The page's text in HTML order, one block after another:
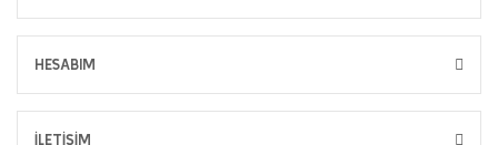
HESABIM
İLETİŞİM